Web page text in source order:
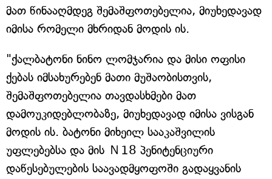
მათ წინააღმდეგ შემაშფოთებელია, მიუხედავად
იმისა რომელი მხრიდან მოდის ის.
"ქალბატონი ნინო ლომჯარია და მისი ოფისი
ქებას იმსახურებენ მათი მუშაობისთვის,
შემაშფოთებელია თავდასხმები მათ
დამოუკიდებლობაზე, მიუხედავად იმისა ვისგან
მოდის ის. ბატონი მიხეილ სააკაშვილის
უფლებებსა და მის Ｎ18 პენიტენციური
დაწესებულების საავადმყოფოში გადაყვანის